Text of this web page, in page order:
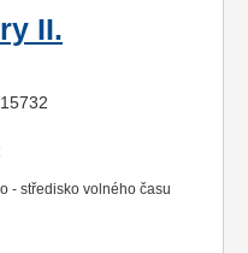
II.
- středisko volného času